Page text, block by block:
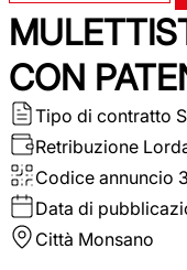
CON
Tipo di contratto
Retribuzione
Codice annuncio
Data di
Città Monsano